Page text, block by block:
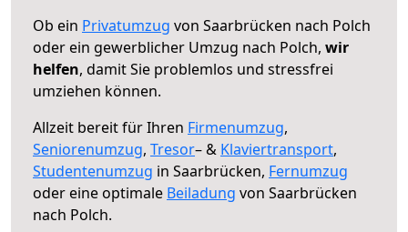
Ob ein Privatumzug von Saarbrücken nach Polch
oder ein gewerblicher Umzug nach Polch, wir
helfen, damit Sie problemlos und stressfrei
umziehen können.
Allzeit bereit für Ihren Firmenumzug,
Seniorenumzug, Tresor– & Klaviertransport,
Studentenumzug in Saarbrücken, Fernumzug
oder eine optimale Beiladung von Saarbrücken
nach Polch.